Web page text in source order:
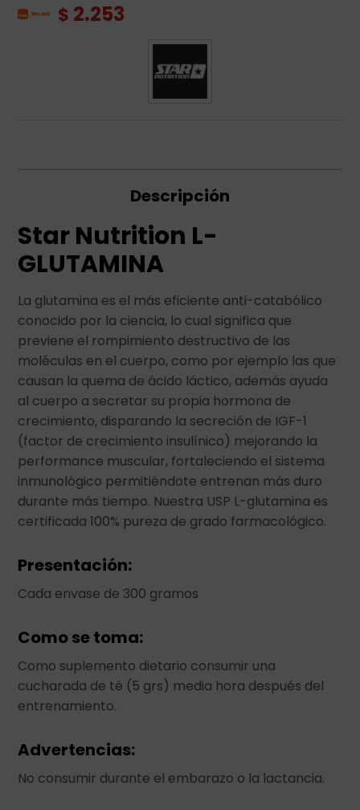
$ 2.253
Descripción
Star Nutrition L-
GLUTAMINA
La glutamina es el más eficiente anti-catabólico
conocido por la ciencia, lo cual significa que
previene el rompimiento destructivo de las
moléculas en el cuerpo, como por ejemplo las que
causan la quema de ácido láctico, además ayuda
al cuerpo a secretar su propia hormona de
crecimiento, disparando la secreción de IGF-1
(factor de crecimiento insulínico) mejorando la
performance muscular, fortaleciendo el sistema
inmunológico permitiéndote entrenan más duro
durante más tiempo. Nuestra USP L-glutamina es
certificada 100% pureza de grado farmacológico.
Presentación:
Cada envase de 300 gramos
Como se toma:
Como suplemento dietario consumir una
cucharada de té (5 grs) media hora después del
entrenamiento.
Advertencias:
No consumir durante el embarazo o la lactancia.